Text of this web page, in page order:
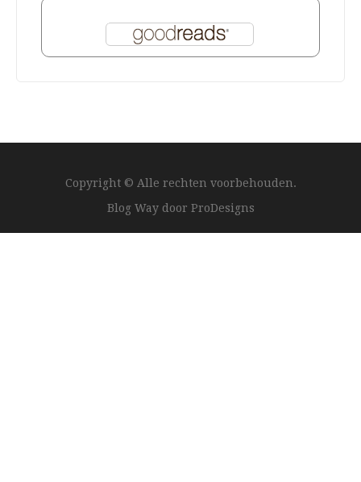
Copyright © Alle rechten voorbehouden.
Blog Way door ProDesigns